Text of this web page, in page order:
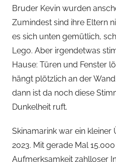
Bruder Kevin wurden
Zumindest sind ihre Eltern
es sich unten gemütlich,
Lego. Aber irgendetwas
Hause: Türen und Fenster
hängt plötzlich an der
dann ist da noch diese
Dunkelheit ruft.
Skinamarink war ein
2023. Mit gerade Mal
Aufmerksamkeit zahlloser